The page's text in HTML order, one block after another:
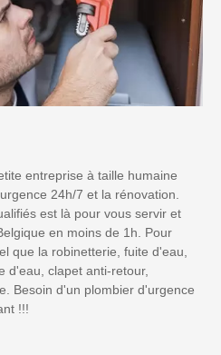
entreprise à taille humaine
24h/7 et la rénovation.
est là pour vous servir et
en moins de 1h. Pour
que la robinetterie, fuite d'eau,
d'eau, clapet anti-retour,
Besoin d'un plombier d'urgence
!!!